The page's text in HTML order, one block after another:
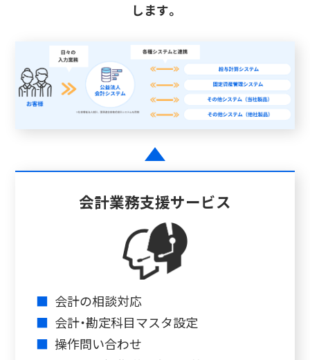
します。
会計業務支援サービス
■ 会計の相談対応
■ 会計・勘定科目マスタ設定
■ 操作問い合わせ